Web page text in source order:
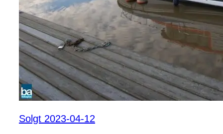
Solgt 2023-04-12